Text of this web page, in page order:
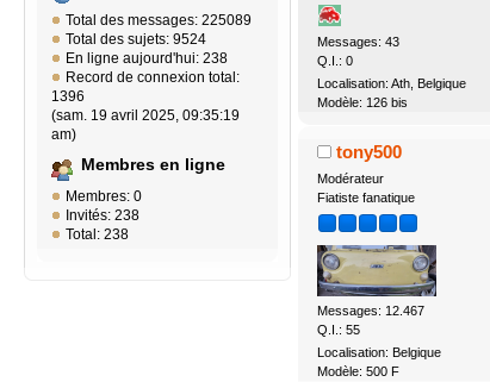
Total des messages: 225089
Total des sujets: 9524
En ligne aujourd'hui: 238
Record de connexion total:
1396
(sam. 19 avril 2025, 09:35:19
am)
Membres en ligne
Membres: 0
Invités: 238
Total: 238
Messages: 43
Q.I.: 0
Localisation: Ath, Belgique
Modèle: 126 bis
tony500
Modérateur
Fiatiste fanatique
Messages: 12.467
Q.I.: 55
Localisation: Belgique
Modèle: 500 F